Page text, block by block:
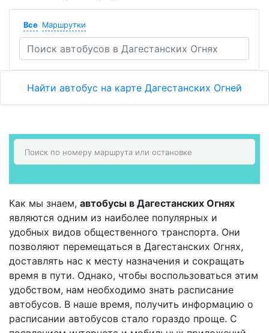
Все Маршрутки
Найти автобус на карте Дагестанских Огней
Как мы знаем, автобусы в Дагестанских Огнях
являются одним из наиболее популярных и
удобных видов общественного транспорта. Они
позволяют перемещаться в Дагестанских Огнях,
доставлять нас к месту назначения и сокращать
время в пути. Однако, чтобы воспользоваться этим
удобством, нам необходимо знать расписание
автобусов. В наше время, получить информацию о
расписании автобусов стало гораздо проще. С